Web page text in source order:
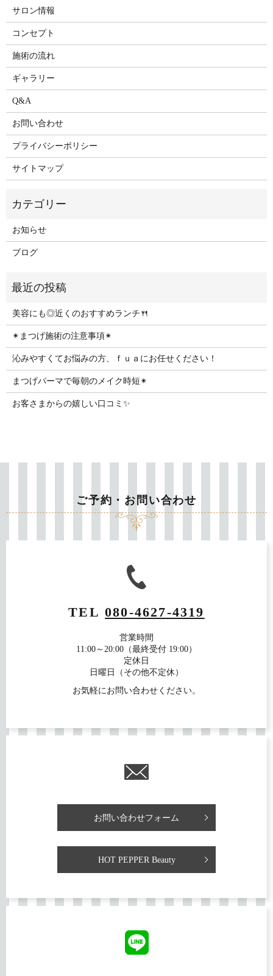
サロン情報
コンセプト
施術の流れ
ギャラリー
Q&A
お問い合わせ
プライバシーポリシー
サイトマップ
お知らせ
ブログ
美容にも◎近くのおすすめランチ🍴
✴︎まつげ施術の注意事項✴︎
沁みやすくてお悩みの方、ｆｕａにお任せください！
まつげパーマで毎朝のメイク時短✴︎
お客さまからの嬉しい口コミ✨
ご予約・お問い合わせ
TEL080-4627-4319
営業時間
11:00～20:00（最終受付 19:00）
定休日
日曜日（その他不定休）
お気軽にお問い合わせください。
お問い合わせフォーム
HOT PEPPER Beauty